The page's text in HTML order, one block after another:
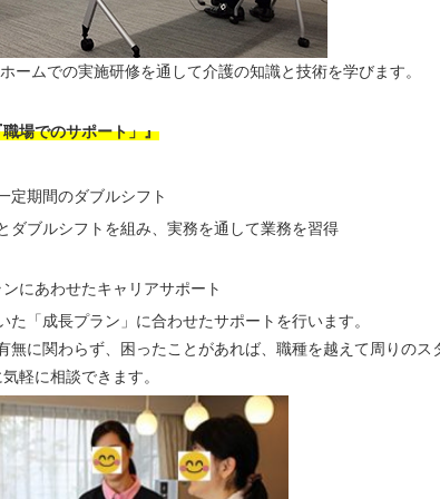
ームでの実施研修を通して介護の知識と技術を学びます。
職場でのサポート」』
定期間のダブルシフト
ダブルシフトを組み、実務を通して業務を習得
にあわせたキャリアサポート
た「成長プラン」に合わせたサポートを行います。
無に関わらず、困ったことがあれば、職種を越えて周りのス
気軽に相談できます。